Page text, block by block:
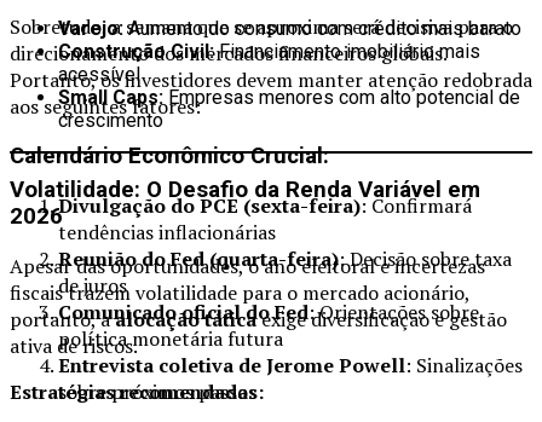
Sobretudo, a semana que se aproxima será decisiva para o
direcionamento dos mercados financeiros globais.
Portanto, os investidores devem manter atenção redobrada
aos seguintes fatores:
Calendário Econômico Crucial:
Divulgação do PCE (sexta-feira): Confirmará
tendências inflacionárias
Reunião do Fed (quarta-feira): Decisão sobre taxa
de juros
Comunicado oficial do Fed: Orientações sobre
política monetária futura
Entrevista coletiva de Jerome Powell: Sinalizações
sobre próximos passos
Varejo:Aumento do consumo com crédito mais barato
Construção Civil:Financiamento imobiliário mais
acessível
Small Caps: Empresas menores com alto potencial de
crescimento
Volatilidade: O Desafio da Renda Variável em
2026
Apesar das oportunidades, o ano eleitoral e incertezas
fiscais trazem volatilidade para o mercado acionário,
portanto, aalocação táticaexige diversificação e gestão
ativa de riscos.
Estratégias recomendadas: